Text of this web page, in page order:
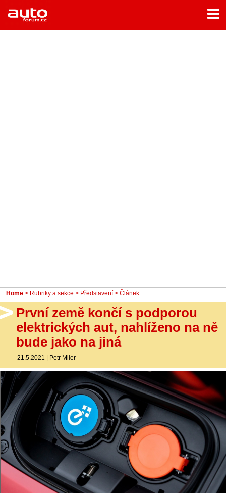
Home
Rubriky
Home > Rubriky a sekce > Představení > Článek
První země končí s podporou
elektrických aut, nahlíženo na ně
bude jako na jiná
21.5.2021 | Petr Miler